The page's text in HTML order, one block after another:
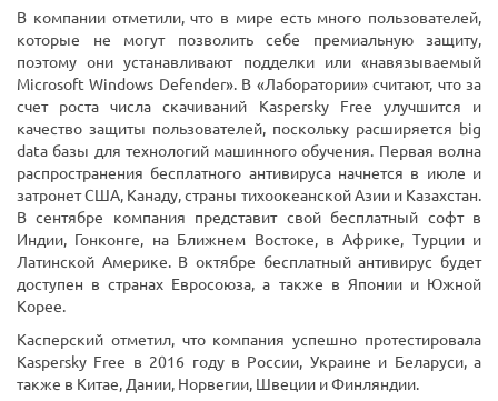
В компании отметили, что в мире есть много пользователей,
которые не могут позволить себе премиальную защиту,
поэтому они устанавливают подделки или «навязываемый
Microsoft Windows Defender». В «Лаборатории» считают, что за
счет роста числа скачиваний Kaspersky Free улучшится и
качество защиты пользователей, поскольку расширяется big
data базы для технологий машинного обучения. Первая волна
распространения бесплатного антивируса начнется в июле и
затронет США, Канаду, страны тихоокеанской Азии и Казахстан.
В сентябре компания представит свой бесплатный софт в
Индии, Гонконге, на Ближнем Востоке, в Африке, Турции и
Латинской Америке. В октябре бесплатный антивирус будет
доступен в странах Евросоюза, а также в Японии и Южной
Корее.
Касперский отметил, что компания успешно протестировала
Kaspersky Free в 2016 году в России, Украине и Беларуси, а
также в Китае, Дании, Норвегии, Швеции и Финляндии.